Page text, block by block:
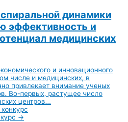
динамики
эффективность и
медицинских
и инновационного
числе и медицинских, в
привлекает внимание ученых
Во-первых, растущее число
центров...
→